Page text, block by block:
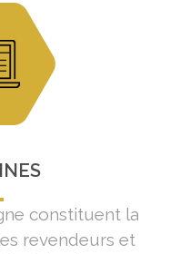
constituent la
revendeurs et